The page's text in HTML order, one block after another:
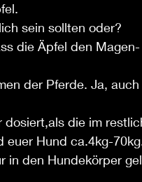
sein sollten oder?
die Äpfel den
der Pferde. Ja,
die im
euer Hund ca.4kg-
in den Hundekörper